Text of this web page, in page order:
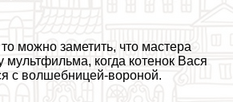
можно заметить, что мастера
мультфильма, когда котенок Вася
с волшебницей-вороной.